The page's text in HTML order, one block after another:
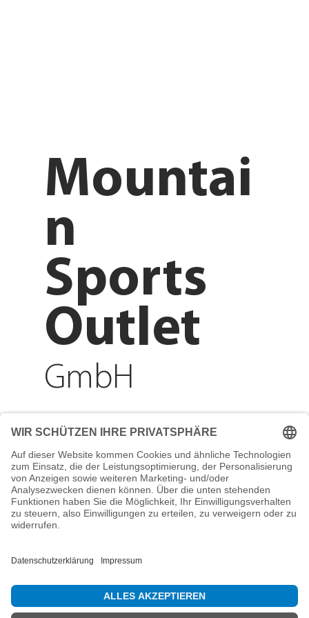
Adresse
Reichenberger Str. 1
84130 Dingolfing
Telefon
info@mountain-sports-
Mountai
n
Sports
Outlet
GmbH